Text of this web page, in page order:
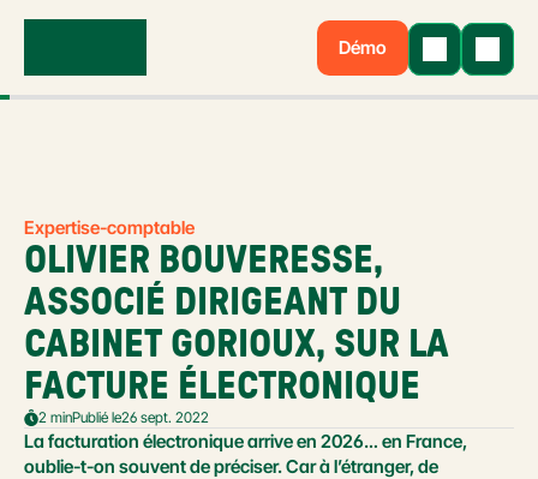
Démo
Expertise-comptable
OLIVIER BOUVERESSE,
ASSOCIÉ DIRIGEANT DU
CABINET GORIOUX, SUR LA
FACTURE ÉLECTRONIQUE
2 minPublié le26 sept. 2022
La facturation électronique arrive en 2026… en France,
oublie-t-on souvent de préciser. Car à l’étranger, de